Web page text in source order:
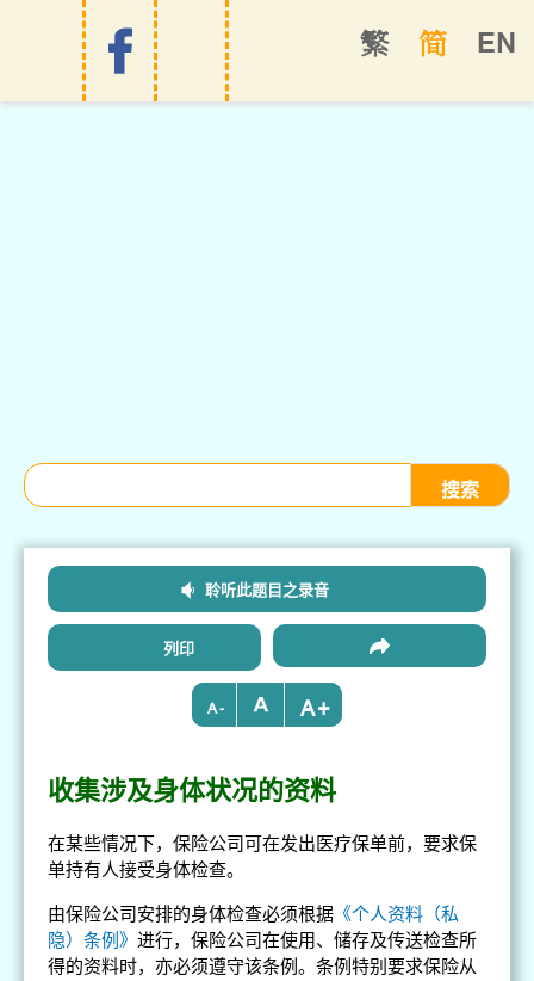
EN
简
繁
聆听此题目之录音
列印
- +
收集涉及身体状况的资料
在某些情况下，保险公司可在发出医疗保单前，要求保
单持有人接受身体检查。
由保险公司安排的身体检查必须根据 《个人资料（私
隐）条例》进行，保险公司在使用、储存及传送检查所
得的资料时，亦必须遵守该条例。条例特别要求保险从